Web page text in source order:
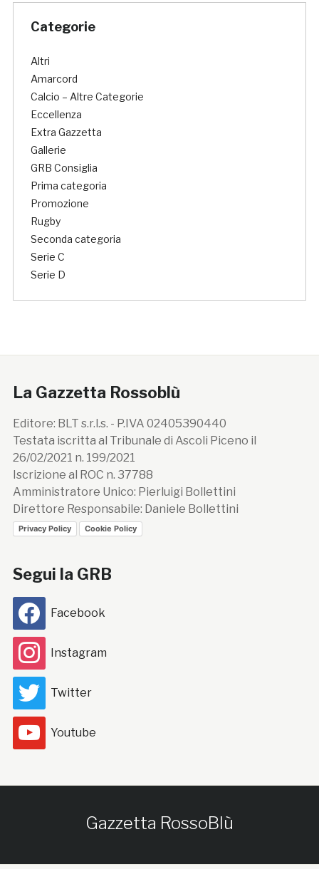
Categorie
Altri
Amarcord
Calcio – Altre Categorie
Eccellenza
Extra Gazzetta
Gallerie
GRB Consiglia
Prima categoria
Promozione
Rugby
Seconda categoria
Serie C
Serie D
La Gazzetta Rossoblù
Editore: BLT s.r.l.s. - P.IVA 02405390440
Testata iscritta al Tribunale di Ascoli Piceno il
26/02/2021 n. 199/2021
Iscrizione al ROC n. 37788
Amministratore Unico: Pierluigi Bollettini
Direttore Responsabile: Daniele Bollettini
Privacy Policy Cookie Policy
Segui la GRB
Facebook
Instagram
Twitter
Youtube
Gazzetta RossoBlù